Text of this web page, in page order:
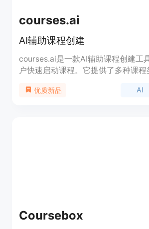
courses.ai
AI辅助课程创建
courses.ai是一款AI辅助课程创建工
户快速启动课程。它提供了多种课程
直观的工作区中组织和管理所有内容
优质新品 AI
Coursebox